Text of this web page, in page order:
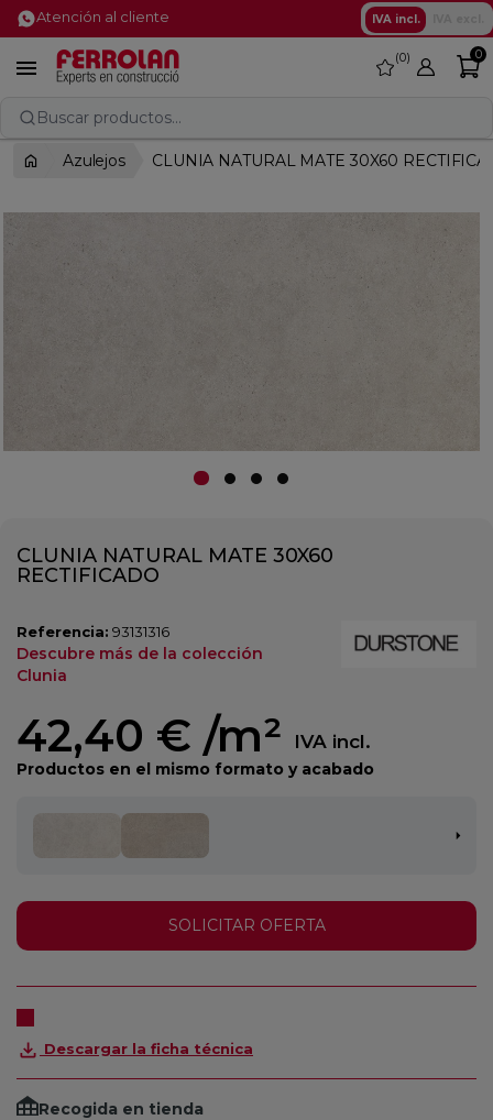
Atención al cliente IVA incl.
 favorite
0 0
Buscar productos...
Azulejos CLUNIA NATURAL MATE 30X60
CLUNIA NATURAL MATE 30X60
RECTIFICADO
Referencia: 93131316
Descubre más de la colección
Clunia
42,40 € /m² IVA incl.
Productos en el mismo formato y acabado
SOLICITAR OFERTA
Descargar la ficha técnica
Recogida en tienda